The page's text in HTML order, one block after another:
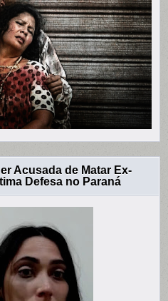
Acusada de Matar Ex-
Defesa no Paraná